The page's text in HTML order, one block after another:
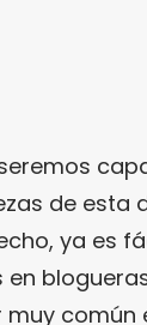
de esta
ya es
común